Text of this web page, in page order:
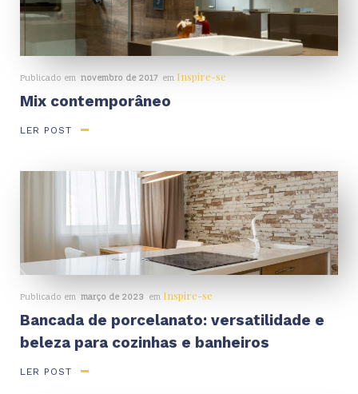
Publicado em novembro de 2017em Inspire-se
Mix contemporâneo
LER POST
Publicado em março de 2023 em Inspire-se
Bancada de porcelanato: versatilidade e
beleza para cozinhas e banheiros
LER POST